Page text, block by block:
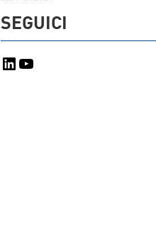
SEGUICI
LinkedIn
YouTube